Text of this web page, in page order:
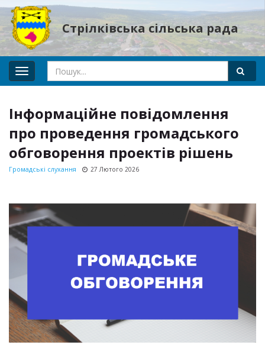
Стрілківська сільська рада
Toggle
navigation
Інформаційне повідомлення
про проведення громадського
обговорення проектів рішень
Громадські слухання 27 Лютого 2026